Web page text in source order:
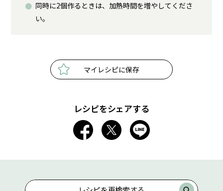
同時に2個作るときは、加熱時間を増やしてくださ
い。
マイレシピに保存
レシピをシェアする